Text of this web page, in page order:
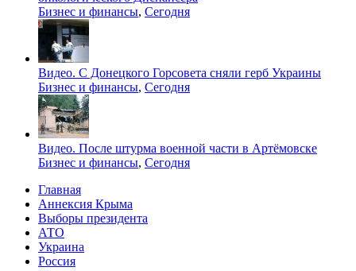
Бизнес и финансы, Сегодня
Видео. С Донецкого Горсовета сняли герб Украины
Бизнес и финансы, Сегодня
Видео. После штурма военной части в Артёмовске
Бизнес и финансы, Сегодня
Главная
Аннексия Крыма
Выборы президента
АТО
Украина
Россия